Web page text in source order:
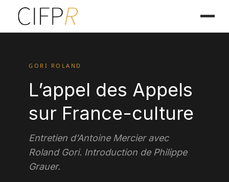
GORI ROLAND
L’appel des Appels
sur France-culture
Entretien d’Antoine Mercier avec
Roland Gori. Introduction de Philippe
Grauer.